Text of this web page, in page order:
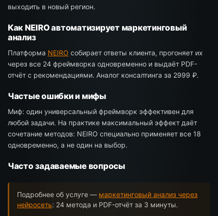
выходить в новый регион.
Как NEIRO автоматизирует маркетинговый
анализ
Платформа NEIRO собирает ответы клиента, прогоняет их
через все 24 фреймворка одновременно и выдаёт PDF-
отчёт с рекомендациями. Аналог консалтинга за 2999 ₽.
Частые ошибки и мифы
Миф: один универсальный фреймворк эффективен для
любой задачи. На практике максимальный эффект даёт
сочетание методов: NEIRO специально применяет все 18
одновременно, а не один на выбор.
Часто задаваемые вопросы
Подробнее об услуге — маркетинговый анализ через
нейросеть: 24 метода и PDF-отчёт за 3 минуты.